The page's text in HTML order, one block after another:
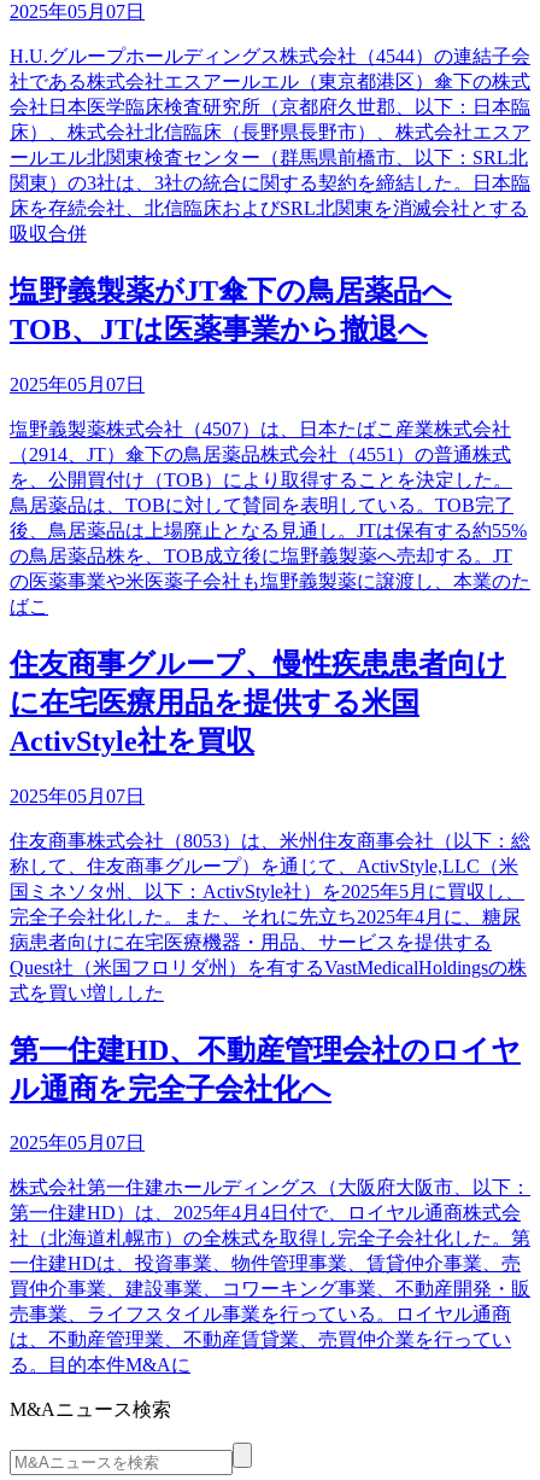
2025年05月07日
H.U.グループホールディングス株式会社（4544）の連結子会
社である株式会社エスアールエル（東京都港区）傘下の株式
会社日本医学臨床検査研究所（京都府久世郡、以下：日本臨
床）、株式会社北信臨床（長野県長野市）、株式会社エスア
ールエル北関東検査センター（群馬県前橋市、以下：SRL北
関東）の3社は、3社の統合に関する契約を締結した。日本臨
床を存続会社、北信臨床およびSRL北関東を消滅会社とする
吸収合併
塩野義製薬がJT傘下の鳥居薬品へ
TOB、JTは医薬事業から撤退へ
2025年05月07日
塩野義製薬株式会社（4507）は、日本たばこ産業株式会社
（2914、JT）傘下の鳥居薬品株式会社（4551）の普通株式
を、公開買付け（TOB）により取得することを決定した。
鳥居薬品は、TOBに対して賛同を表明している。TOB完了
後、鳥居薬品は上場廃止となる見通し。JTは保有する約55%
の鳥居薬品株を、TOB成立後に塩野義製薬へ売却する。JT
の医薬事業や米医薬子会社も塩野義製薬に譲渡し、本業のた
ばこ
住友商事グループ、慢性疾患患者向け
に在宅医療用品を提供する米国
ActivStyle社を買収
2025年05月07日
住友商事株式会社（8053）は、米州住友商事会社（以下：総
称して、住友商事グループ）を通じて、ActivStyle,LLC（米
国ミネソタ州、以下：ActivStyle社）を2025年5月に買収し、
完全子会社化した。また、それに先立ち2025年4月に、糖尿
病患者向けに在宅医療機器・用品、サービスを提供する
Quest社（米国フロリダ州）を有するVastMedicalHoldingsの株
式を買い増しした
第一住建HD、不動産管理会社のロイヤ
ル通商を完全子会社化へ
2025年05月07日
株式会社第一住建ホールディングス（大阪府大阪市、以下：
第一住建HD）は、2025年4月4日付で、ロイヤル通商株式会
社（北海道札幌市）の全株式を取得し完全子会社化した。第
一住建HDは、投資事業、物件管理事業、賃貸仲介事業、売
買仲介事業、建設事業、コワーキング事業、不動産開発・販
売事業、ライフスタイル事業を行っている。ロイヤル通商
は、不動産管理業、不動産賃貸業、売買仲介業を行ってい
る。目的本件M&Aに
M&Aニュース検索